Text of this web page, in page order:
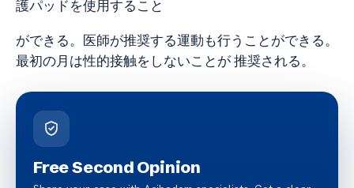
護パッドを使用すること
ができる。医師が推奨する運動も行うことができる。
最初の月は性的接触をしないことが 推奨される。
Free Second Opinion